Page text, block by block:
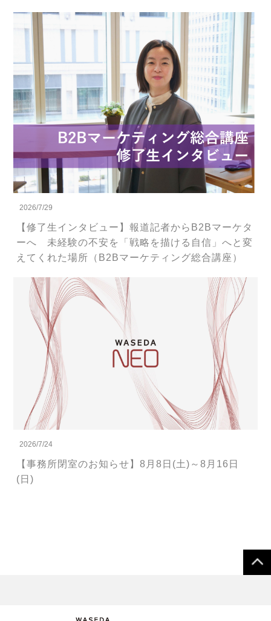
2026/7/29
【修了生インタビュー】報道記者からB2Bマーケタ
ーへ 未経験の不安を「戦略を描ける自信」へと変
えてくれた場所（B2Bマーケティング総合講座）
2026/7/24
【事務所閉室のお知らせ】8月8日(土)～8月16日
(日)